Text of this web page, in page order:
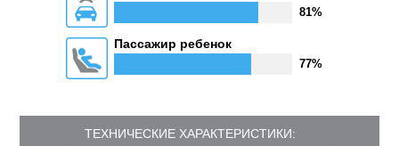
81%
Пассажир ребенок
77%
ТЕХНИЧЕСКИЕ ХАРАКТЕРИСТИКИ: